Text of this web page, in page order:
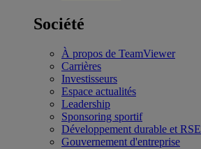
Société
À propos de TeamViewer
Carrières
Investisseurs
Espace actualités
Leadership
Sponsoring sportif
Développement durable et RSE
Gouvernement d'entreprise